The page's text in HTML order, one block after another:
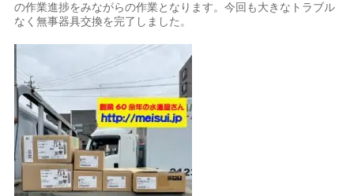
の作業進捗をみながらの作業となります。今回も大きなトラブル
なく無事器具交換を完了しました。